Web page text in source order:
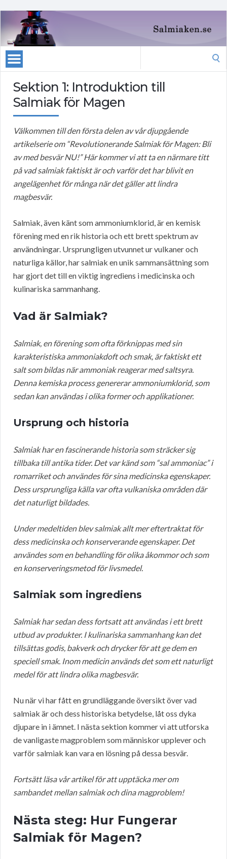
Sektion 1: Introduktion till
Salmiak för Magen
Välkommen till den första delen av vår djupgående
artikelserie om “Revolutionerande Salmiak för Magen: Bli
av med besvär NU!” Här kommer vi att ta en närmare titt
på vad salmiak faktiskt är och varför det har blivit en
angelägenhet för många när det gäller att lindra
magbesvär.
Salmiak, även känt som ammoniumklorid, är en kemisk
förening med en rik historia och ett brett spektrum av
användningar. Ursprungligen utvunnet ur vulkaner och
naturliga källor, har salmiak en unik sammansättning som
har gjort det till en viktig ingrediens i medicinska och
kulinariska sammanhang.
Vad är Salmiak?
Salmiak, en förening som ofta förknippas med sin
karakteristiska ammoniakdoft och smak, är faktiskt ett
salt som bildas när ammoniak reagerar med saltsyra.
Denna kemiska process genererar ammoniumklorid, som
sedan kan användas i olika former och applikationer.
Ursprung och historia
Salmiak har en fascinerande historia som sträcker sig
tillbaka till antika tider. Det var känd som “sal ammoniac” i
romarriket och användes för sina medicinska egenskaper.
Dess ursprungliga källa var ofta vulkaniska områden där
det naturligt bildades.
Under medeltiden blev salmiak allt mer eftertraktat för
dess medicinska och konserverande egenskaper. Det
användes som en behandling för olika åkommor och som
en konserveringsmetod för livsmedel.
Salmiak som ingrediens
Salmiak har sedan dess fortsatt att användas i ett brett
utbud av produkter. I kulinariska sammanhang kan det
tillsättas godis, bakverk och drycker för att ge dem en
speciell smak. Inom medicin används det som ett naturligt
medel för att lindra olika magbesvär.
Nu när vi har fått en grundläggande översikt över vad
salmiak är och dess historiska betydelse, låt oss dyka
djupare in i ämnet. I nästa sektion kommer vi att utforska
de vanligaste magproblem som människor upplever och
varför salmiak kan vara en lösning på dessa besvär.
Fortsätt läsa vår artikel för att upptäcka mer om
sambandet mellan salmiak och dina magproblem!
Nästa steg: Hur Fungerar
Salmiak för Magen?